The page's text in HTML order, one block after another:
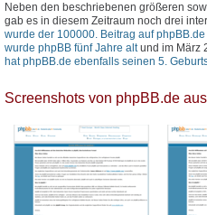
Neben den beschriebenen größeren
gab es in diesem Zeitraum noch drei
wurde der 100000. Beitrag auf
wurde phpBB fünf Jahre altund im März
hat phpBB.de ebenfalls seinen 5.
Screenshots von phpBB.de